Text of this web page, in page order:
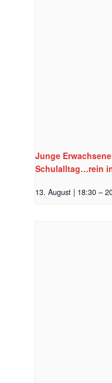
Junge
Schulalltag…rein
13. August | 18:30 –